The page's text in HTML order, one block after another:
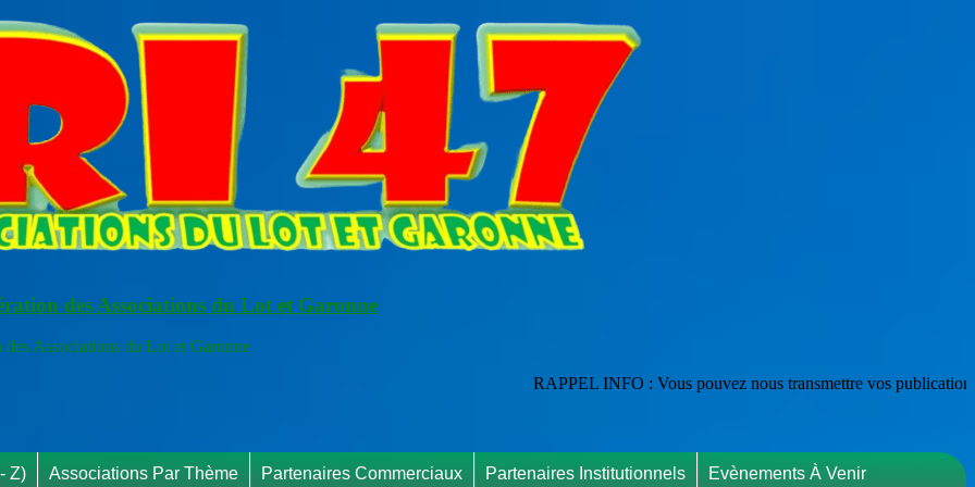
des Associations du Lot et Garonne
Associations du Lot et Garonne
RAPPEL INFO : Vous pouvez nous transmettre vos publications en les
Z) Associations Par Thème Partenaires Commerciaux Partenaires Institutionnels Evènements À Venir